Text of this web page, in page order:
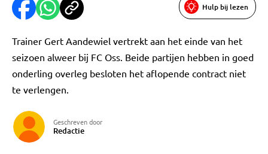
Hulp bij lezen
Trainer Gert Aandewiel vertrekt aan het einde van het
seizoen alweer bij FC Oss. Beide partijen hebben in goed
onderling overleg besloten het aflopende contract niet
te verlengen.
Geschreven door
Redactie